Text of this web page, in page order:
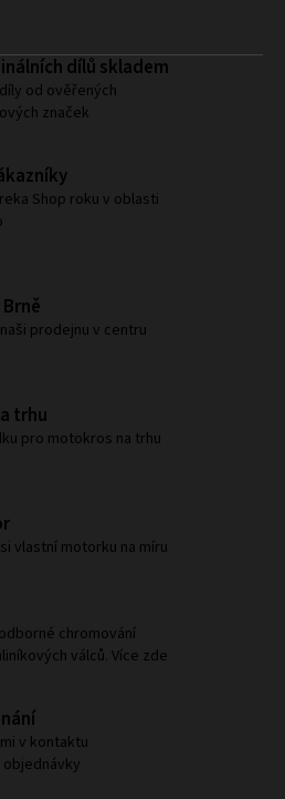
dílů skladem
od ověřených
značek
Shop roku v oblasti
prodejnu v centru
trhu
pro motokros na trhu
vlastní motorku na míru
chromování
válců. Více zde
v kontaktu